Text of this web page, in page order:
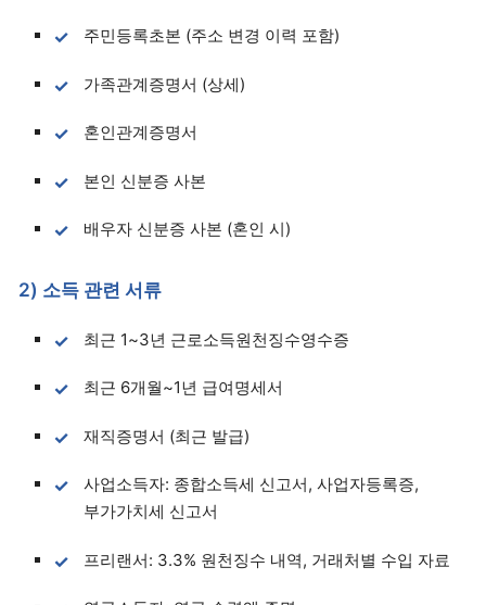
주민등록초본 (주소 변경 이력 포함)
가족관계증명서 (상세)
혼인관계증명서
본인 신분증 사본
배우자 신분증 사본 (혼인 시)
2) 소득 관련 서류
최근 1~3년 근로소득원천징수영수증
최근 6개월~1년 급여명세서
재직증명서 (최근 발급)
사업소득자: 종합소득세 신고서, 사업자등록증,
부가가치세 신고서
프리랜서: 3.3% 원천징수 내역, 거래처별 수입 자료